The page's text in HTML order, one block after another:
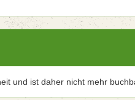
und ist daher nicht mehr